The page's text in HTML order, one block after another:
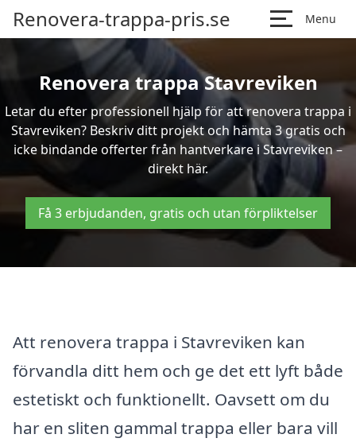
Renovera-trappa-pris.se Menu
Renovera trappa Stavreviken
Letar du efter professionell hjälp för att renovera trappa i
Stavreviken? Beskriv ditt projekt och hämta 3 gratis och
icke bindande offerter från hantverkare i Stavreviken –
direkt här.
Få 3 erbjudanden, gratis och utan förpliktelser
Att renovera trappa i Stavreviken kan
förvandla ditt hem och ge det ett lyft både
estetiskt och funktionellt. Oavsett om du
har en sliten gammal trappa eller bara vill